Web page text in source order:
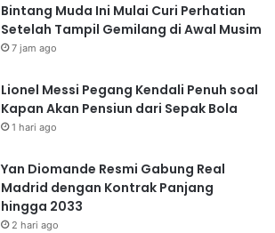
Bintang Muda Ini Mulai Curi Perhatian
Setelah Tampil Gemilang di Awal Musim
7 jam ago
Lionel Messi Pegang Kendali Penuh soal
Kapan Akan Pensiun dari Sepak Bola
1 hari ago
Yan Diomande Resmi Gabung Real
Madrid dengan Kontrak Panjang
hingga 2033
2 hari ago